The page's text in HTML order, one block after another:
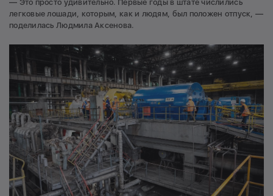
— Это просто удивительно. Первые годы в штате числились
легковые лошади, которым, как и людям, был положен отпуск, —
поделилась Людмила Аксенова.